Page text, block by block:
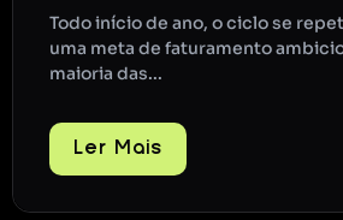
Todo início de ano, o ciclo se
uma meta de faturamento
maioria das...
Ler Mais